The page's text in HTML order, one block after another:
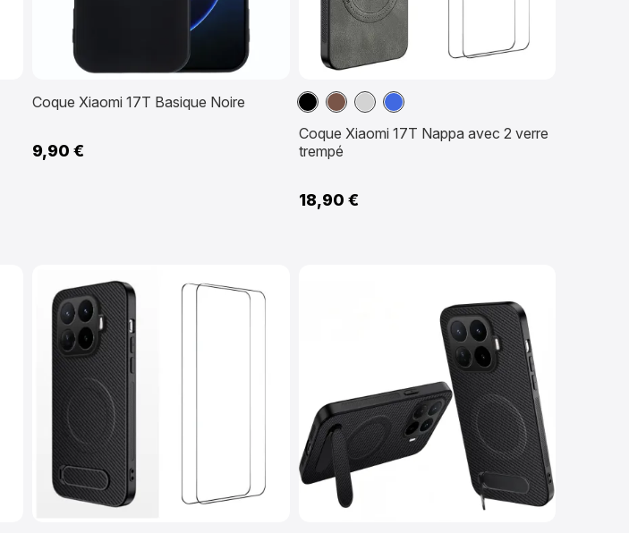
Coque Xiaomi 17T Basique Noire
9,90 €
NoirMarron
GrisBleu
Coque Xiaomi 17T Nappa avec 2 verre
trempé
18,90 €